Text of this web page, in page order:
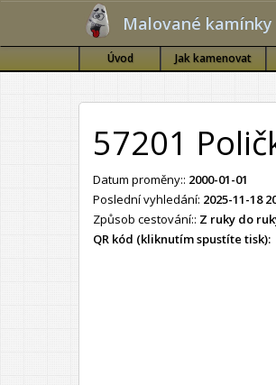
Malované kamínky
Úvod Jak kamenovat
57201
Datum proměny:: 2000-01-01
Poslední vyhledání: 2025-11-18
Způsob cestování:: Z ruky do
QR kód (kliknutím spustíte tisk):